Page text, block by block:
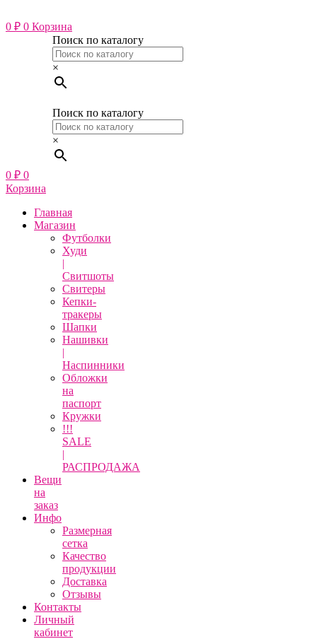
к
содержимому
0 ₽ 0 Корзина
Поиск по каталогу
×
Поиск по каталогу
×
0 ₽ 0
Корзина
Главная
Магазин
Футболки
Худи
|
Свитшоты
Свитеры
Кепки-
тракеры
Шапки
Нашивки
|
Наспинники
Обложки
на
паспорт
Кружки
!!!
SALE
|
РАСПРОДАЖА
Вещи
на
заказ
Инфо
Размерная
сетка
Качество
продукции
Доставка
Отзывы
Контакты
Личный
кабинет